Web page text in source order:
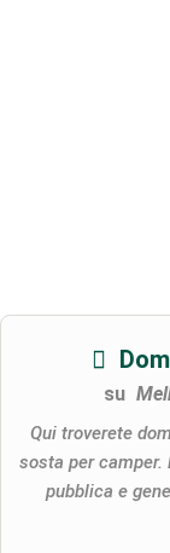
su
Qui troverete
sosta per camper.
pubblica e